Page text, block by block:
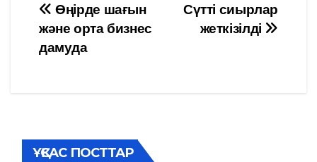
Навигация
по
Сүтті сиырлар
жеткізілді
Өңірде шағын
және орта бизнес
дамуда
ҰҚСАС ПОСТТАР